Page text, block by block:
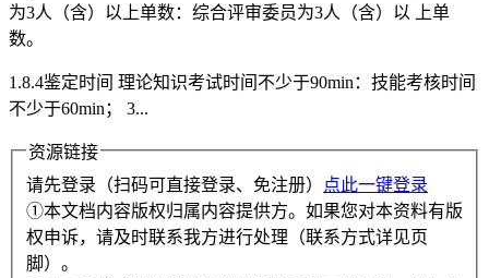
为3人（含）以上单数：综合评审委员为3人（含）以 上单
数。
1.8.4鉴定时间 理论知识考试时间不少于90min：技能考核时间
不少于60min； 3...
资源链接
请先登录（扫码可直接登录、免注册）
点此一键登录
①本文档内容版权归属内容提供方。如果您对本资料有版
权申诉，请及时联系我方进行处理（联系方式详见页
脚）。